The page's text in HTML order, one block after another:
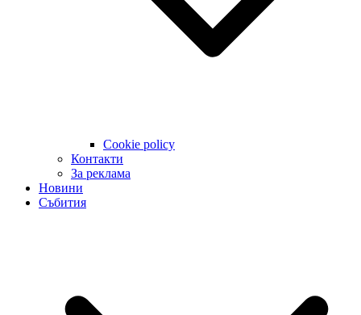
Cookie policy
Контакти
За реклама
Новини
Събития